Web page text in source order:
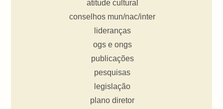
atitude cultural
conselhos mun/nac/inter
lideranças
ogs e ongs
publicações
pesquisas
legislação
plano diretor